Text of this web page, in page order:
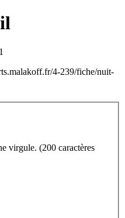
4-239/fiche/nuit-
virgule. (200 caractères